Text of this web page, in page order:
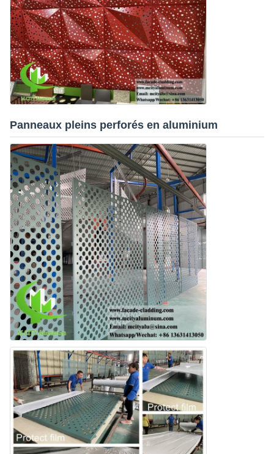
Panneaux pleins perforés en aluminium